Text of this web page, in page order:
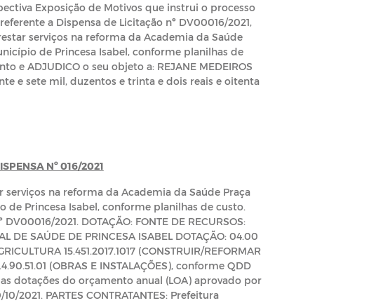
Exposição de Motivos que instrui o processo
a Dispensa de Licitação nº DV00016/2021,
serviços na reforma da Academia da Saúde
de Princesa Isabel, conforme planilhas de
e ADJUDICO o seu objeto a: REJANE MEDEIROS
e sete mil, duzentos e trinta e dois reais e oitenta
Nº 016/2021
na reforma da Academia da Saúde Praça
de Princesa Isabel, conforme planilhas de custo.
2021. DOTAÇÃO: FONTE DE RECURSOS:
DE SAÚDE DE PRINCESA ISABEL DOTAÇÃO: 04.00
15.451.2017.1017 (CONSTRUIR/REFORMAR
(OBRAS E INSTALAÇÕES), conforme QDD
dotações do orçamento anual (LOA) aprovado por
2021. PARTES CONTRATANTES: Prefeitura